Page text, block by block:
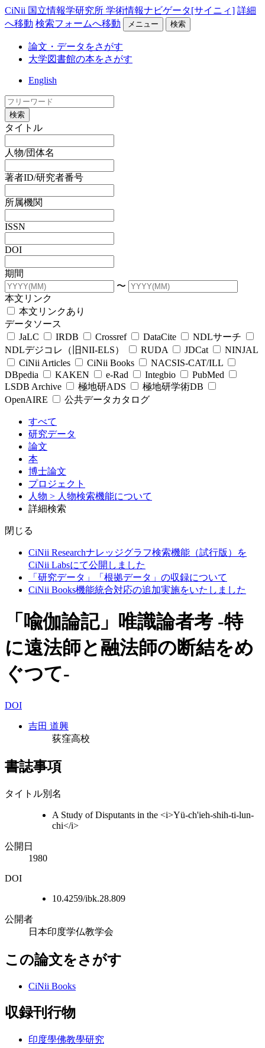
CiNii 国立情報学研究所 学術情報ナビゲータ[サイニィ] 詳細
へ移動 検索フォームへ移動 メニュー 検索
論文・データをさがす
大学図書館の本をさがす
English
検索
タイトル
人物/団体名
著者ID/研究者番号
所属機関
ISSN
DOI
期間
〜
本文リンク
本文リンクあり
データソース
JaLC
IRDB Crossref DataCite
NDLサーチ
NDLデジコレ（旧NII-ELS）
RUDA JDCat
NINJAL
CiNii Articles
CiNii Books
NACSIS-CAT/ILL
DBpedia
KAKEN e-Rad Integbio
PubMed
LSDB Archive
極地研ADS
極地研学術DB
OpenAIRE
公共データカタログ
すべて
研究データ
論文
本
博士論文
プロジェクト
人物 > 人物検索機能について
詳細検索
閉じる
CiNii Researchナレッジグラフ検索機能（試行版）を
CiNii Labsにて公開しました
「研究データ」「根拠データ」の収録について
CiNii Books機能統合対応の追加実施をいたしました
「喩伽論記」唯識論者考 -特
に遠法師と融法師の断結をめ
ぐつて-
DOI
吉田 道興
荻窪高校
書誌事項
タイトル別名
A Study of Disputants in the <i>Yü-ch'ieh-shih-ti-lun-
chi</i>
公開日
1980
DOI
10.4259/ibk.28.809
公開者
日本印度学仏教学会
この論文をさがす
CiNii Books
収録刊行物
印度學佛教學研究